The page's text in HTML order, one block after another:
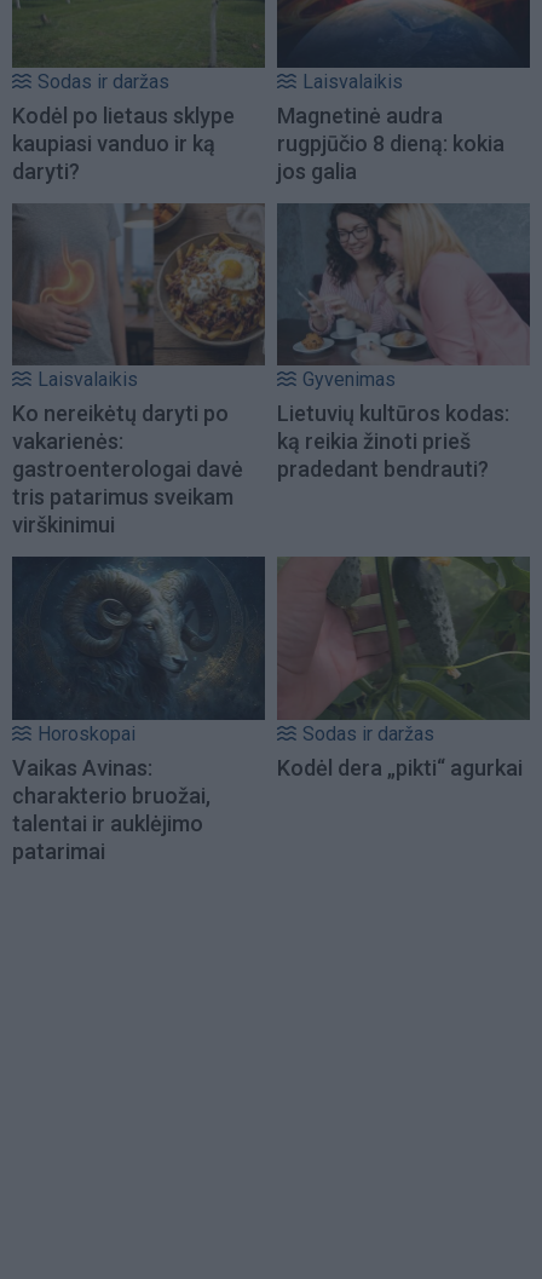
Sodas ir daržas
Kodėl po lietaus sklype
kaupiasi vanduo ir ką
daryti?
Laisvalaikis
Magnetinė audra
rugpjūčio 8 dieną: kokia
jos galia
Laisvalaikis
Ko nereikėtų daryti po
vakarienės:
gastroenterologai davė
tris patarimus sveikam
virškinimui
Gyvenimas
Lietuvių kultūros kodas:
ką reikia žinoti prieš
pradedant bendrauti?
Horoskopai
Vaikas Avinas:
charakterio bruožai,
talentai ir auklėjimo
patarimai
Sodas ir daržas
Kodėl dera „pikti“ agurkai